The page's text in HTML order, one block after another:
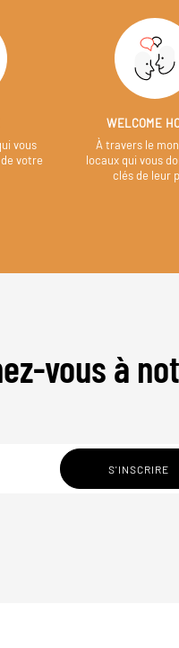
vous
votre
WELCOME
À travers le
locaux qui vous
clés de leur
vous à